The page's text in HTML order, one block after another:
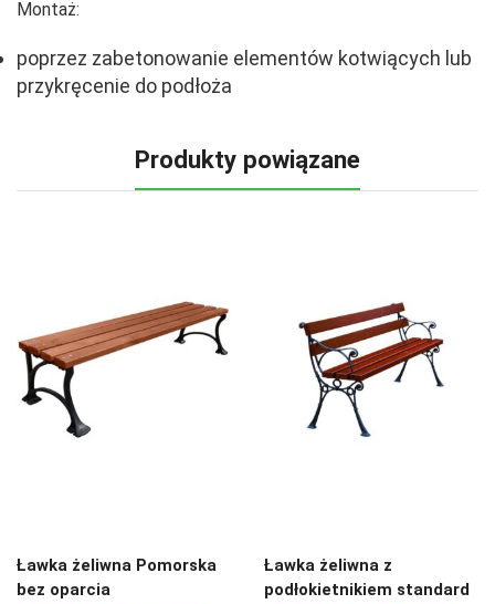
Montaż:
poprzez zabetonowanie elementów kotwiących lub
przykręcenie do podłoża
Produkty powiązane
Ławka żeliwna Pomorska
bez oparcia
Ławka żeliwna z
podłokietnikiem standard